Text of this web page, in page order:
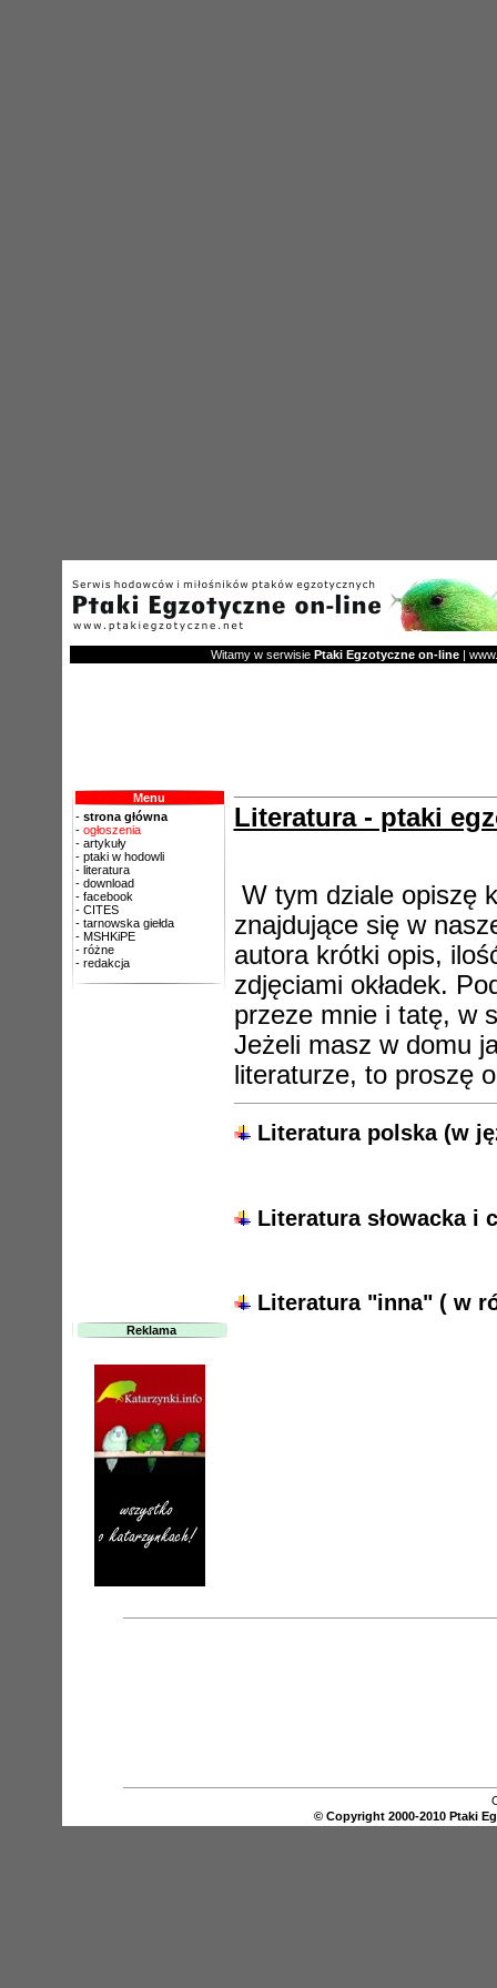
Witamy w serwisie Ptaki Egzotyczne on-line|
Menu
- strona główna
- ogłoszenia
-artykuły
-ptaki w hodowli
-literatura
-download
-facebook
-CITES
-tarnowska giełda
-MSHKiPE
- różne
- redakcja
Reklama
Literatura - ptaki
W tym dziale opiszę
znajdujące się w
autora krótki opis,
zdjęciami okładek.
przeze mnie i tatę, w
Jeżeli masz w domu
literaturze, to proszę
Literatura polska (w
Literatura słowacka i
Literatura "inna" ( w
© Copyright 2000-2010 Ptaki